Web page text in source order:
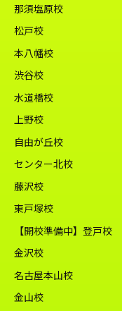
那須塩原校
松戸校
本八幡校
渋谷校
水道橋校
上野校
自由が丘校
センター北校
藤沢校
東戸塚校
【開校準備中】登戸校
金沢校
名古屋本山校
金山校